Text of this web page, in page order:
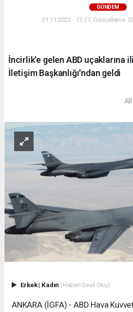
GÜNDEM
01.11.2023 - 13:27, Güncelleme:
İncirlik’e gelen ABD uçaklarına
İletişim Başkanlığı'ndan geldi
Erkek| Kadın (Haberi Sesli Oku)
ANKARA (İGFA) - ABD Hava